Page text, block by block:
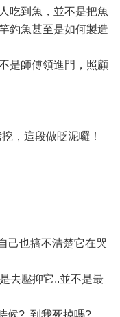
吃到魚，並不是把魚
釣魚甚至是如何製造
是師傅領進門，照顧
，這段做眨泥囉！
己也搞不清楚它在哭
去壓抑它..並不是最
候? 到我死掉嗎?